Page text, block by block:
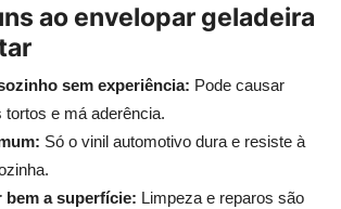
ao envelopar geladeira
sem experiência: Pode causar
tortos e má aderência.
Só o vinil automotivo dura e resiste à
bem a superfície: Limpeza e reparos são